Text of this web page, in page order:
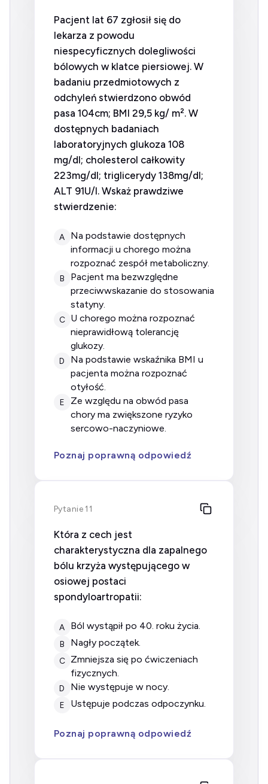
Pacjent lat 67 zgłosił się do
lekarza z powodu
niespecyficznych dolegliwości
bólowych w klatce piersiowej. W
badaniu przedmiotowych z
odchyleń stwierdzono obwód
pasa 104cm; BMI 29,5 kg/ m². W
dostępnych badaniach
laboratoryjnych glukoza 108
mg/dl; cholesterol całkowity
223mg/dl; triglicerydy 138mg/dl;
ALT 91U/l. Wskaż prawdziwe
stwierdzenie:
A
na podstawie dostępnych
informacji u chorego można
rozpoznać zespół metaboliczny.
B
pacjent ma bezwzględne
przeciwwskazanie do stosowania
statyny.
C
u chorego można rozpoznać
nieprawidłową tolerancję
glukozy.
D
na podstawie wskaźnika BMI u
pacjenta można rozpoznać
otyłość.
E
ze względu na obwód pasa
chory ma zwiększone ryzyko
sercowo-naczyniowe.
Poznaj poprawną odpowiedź
Pytanie 11
Która z cech jest
charakterystyczna dla zapalnego
bólu krzyża występującego w
osiowej postaci
spondyloartropatii:
A ból wystąpił po 40. roku życia.
B nagły początek.
C
zmniejsza się po ćwiczeniach
fizycznych.
D nie występuje w nocy.
E ustępuje podczas odpoczynku.
Poznaj poprawną odpowiedź